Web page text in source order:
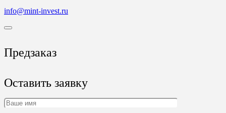
info@mint-invest.ru
Предзаказ
Оставить заявку